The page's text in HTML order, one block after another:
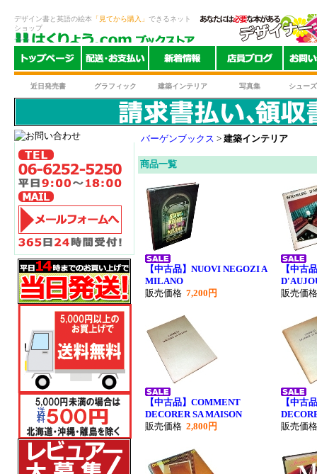
デザイン書と英語の絵本 「見てから購入」 できるネット
ショップ
近日発売書 グラフィック 建築インテリア 写真集 シュー
バーゲンブックス > 建築インテリア
商品一覧
【中古品】NUOVI NEGOZI A
MILANO
販売価格 7,200円
【中古
販売価
【中古品】COMMENT
DECORER SA MAISON
販売価格 2,800円
【中古
販売価